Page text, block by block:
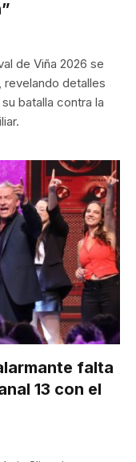
de Viña 2026 se
revelando detalles
batalla contra la
falta
13 con el